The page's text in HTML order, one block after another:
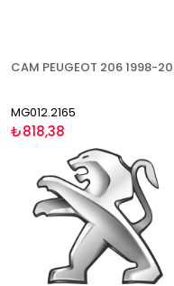
MG012.2165
₺818,38